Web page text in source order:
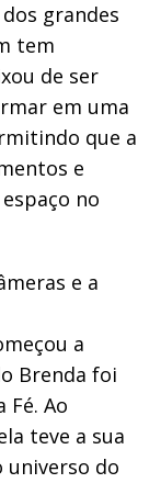
grandes
tem
de ser
em uma
que a
e
no
e a
a
Brenda foi
Fé. Ao
teve a sua
universo do